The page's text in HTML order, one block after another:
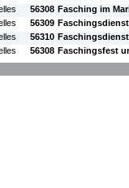
56308 Fasching im
56309
56310
56308 Faschingsfest